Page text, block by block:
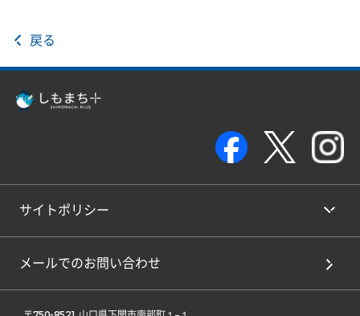
戻る
サイトポリシー
メールでのお問い合わせ